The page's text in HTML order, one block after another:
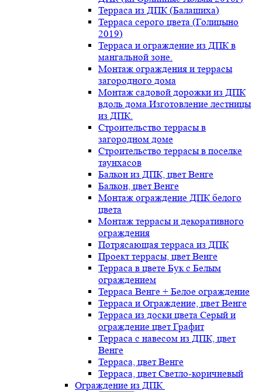
Терраса из ДПК (Балашиха)
Терраса серого цвета (Голицыно
2019)
Терраса и ограждение из ДПК в
мангальной зоне.
Монтаж ограждения и террасы
загородного дома
Монтаж садовой дорожки из ДПК
вдоль дома.Изготовление лестницы
из ДПК.
Строительство террасы в
загородном доме
Строительство террасы в поселке
таунхасов
Балкон из ДПК, цвет Венге
Балкон, цвет Венге
Монтаж ограждение ДПК белого
цвета
Монтаж террасы и декоративного
ограждения
Потрясающая терраса из ДПК
Проект террасы, цвет Венге
Терраса в цвете Бук с Белым
ограждением
Терраса Венге + Белое ограждение
Терраса и Ограждение, цвет Венге
Терраса из доски цвета Серый и
ограждение цвет Графит
Терраса с навесом из ДПК, цвет
Венге
Терраса, цвет Венге
Терраса, цвет Светло-коричневый
Ограждение из ДПК